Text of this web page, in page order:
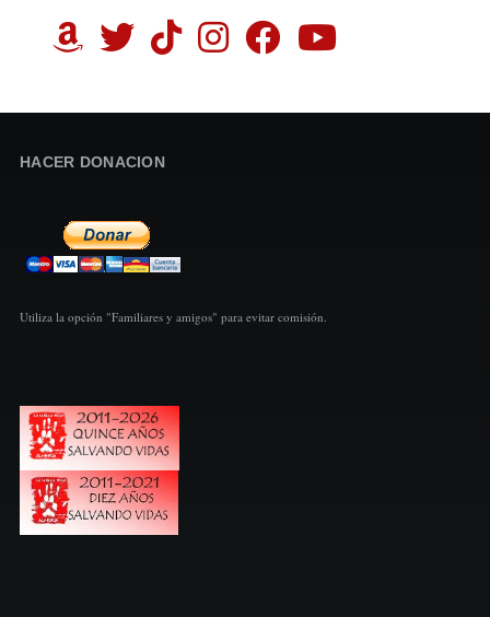
HACER DONACION
Utiliza la opción "Familiares y amigos" para evitar comisión.